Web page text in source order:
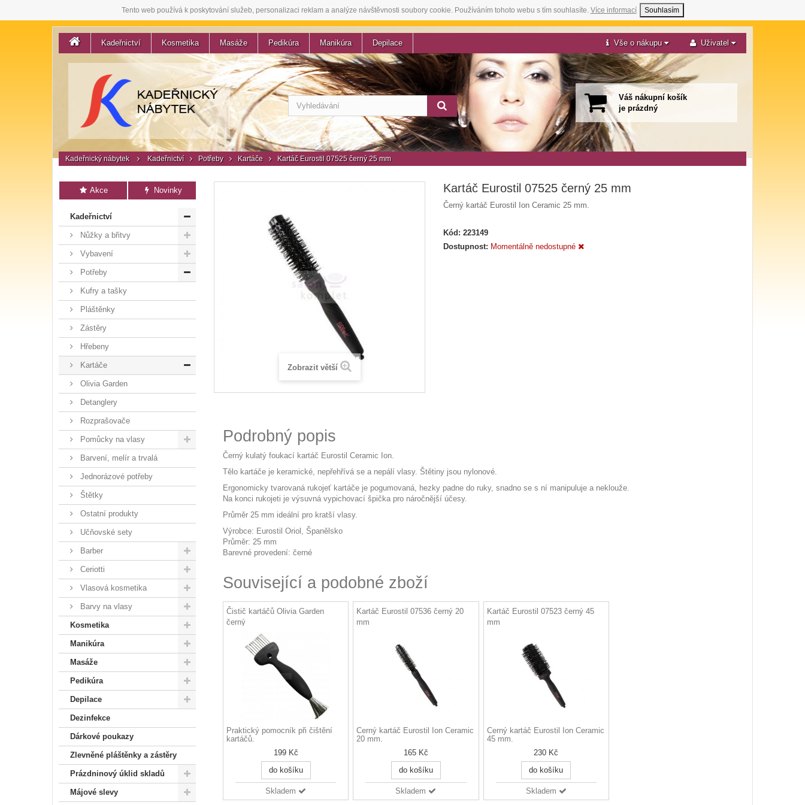
Tento web používá k poskytování služeb, personalizaci reklam a analýze návštěvnosti soubory cookie. Používáním tohoto webu s tím souhlasíte. Více informací Souhlasím
Kadeřnictví Kosmetika Masáže Pedikúra Manikúra Depilace Vše o nákupu Uživatel
Váš nákupní košík
je prázdný
Kadeřnický nábytek Kadeřnictví Potřeby Kartáče Kartáč Eurostil 07525 černý 25 mm
Akce Novinky
Kadeřnictví
Nůžky a břitvy
Vybavení
Potřeby
Kufry a tašky
Pláštěnky
Zástěry
Hřebeny
Kartáče
Olivia Garden
Detanglery
Rozprašovače
Pomůcky na vlasy
Barvení, melír a trvalá
Jednorázové potřeby
Štětky
Ostatní produkty
Učňovské sety
Barber
Ceriotti
Vlasová kosmetika
Barvy na vlasy
Kosmetika
Manikúra
Masáže
Pedikúra
Depilace
Dezinfekce
Dárkové poukazy
Zlevněné pláštěnky a zástěry
Prázdninový úklid skladů
Májové slevy
Zobrazit větší
Kartáč Eurostil 07525 černý 25 mm
Černý kartáč Eurostil Ion Ceramic 25 mm.
Kód: 223149
Dostupnost: Momentálně nedostupné
Podrobný popis
Černý kulatý foukací kartáč Eurostil Ceramic Ion.
Tělo kartáče je keramické, nepřehřívá se a nepálí vlasy. Štětiny jsou nylonové.
Ergonomicky tvarovaná rukojeť kartáče je pogumovaná, hezky padne do ruky, snadno se s ní manipuluje a neklouže.
Na konci rukojeti je výsuvná vypichovací špička pro náročnější účesy.
Průměr 25 mm ideální pro kratší vlasy.
Výrobce: Eurostil Oriol, Španělsko
Průměr: 25 mm
Barevné provedení: černé
Související a podobné zboží
Čistič kartáčů Olivia Garden
černý
Praktický pomocník při čištění
kartáčů.
199 Kč
do košíku
Skladem
Kartáč Eurostil 07536 černý 20
mm
Černý kartáč Eurostil Ion Ceramic
20 mm.
165 Kč
do košíku
Skladem
Kartáč Eurostil 07523 černý 45
mm
Černý kartáč Eurostil Ion Ceramic
45 mm.
230 Kč
do košíku
Skladem